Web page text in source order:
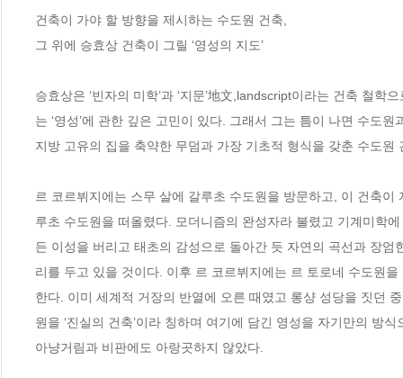
건축이 가야 할 방향을 제시하는 수도원 건축,
그 위에 승효상 건축이 그릴 ‘영성의 지도’
승효상은 ‘빈자의 미학’과 ‘지문’地文,landscript이라는 건축 철
는 ‘영성’에 관한 깊은 고민이 있다. 그래서 그는 틈이 나면 수도
지방 고유의 집을 축약한 무덤과 가장 기초적 형식을 갖춘 수도원
르 코르뷔지에는 스무 살에 갈루초 수도원을 방문하고, 이 건축
루초 수도원을 떠올렸다. 모더니즘의 완성자라 불렸고 기계미학
든 이성을 버리고 태초의 감성으로 돌아간 듯 자연의 곡선과 장
리를 두고 있을 것이다. 이후 르 코르뷔지에는 르 토로네 수도원
한다. 이미 세계적 거장의 반열에 오른 때였고 롱샹 성당을 짓던
원을 ‘진실의 건축’이라 칭하며 여기에 담긴 영성을 자기만의 방
아냥거림과 비판에도 아랑곳하지 않았다.